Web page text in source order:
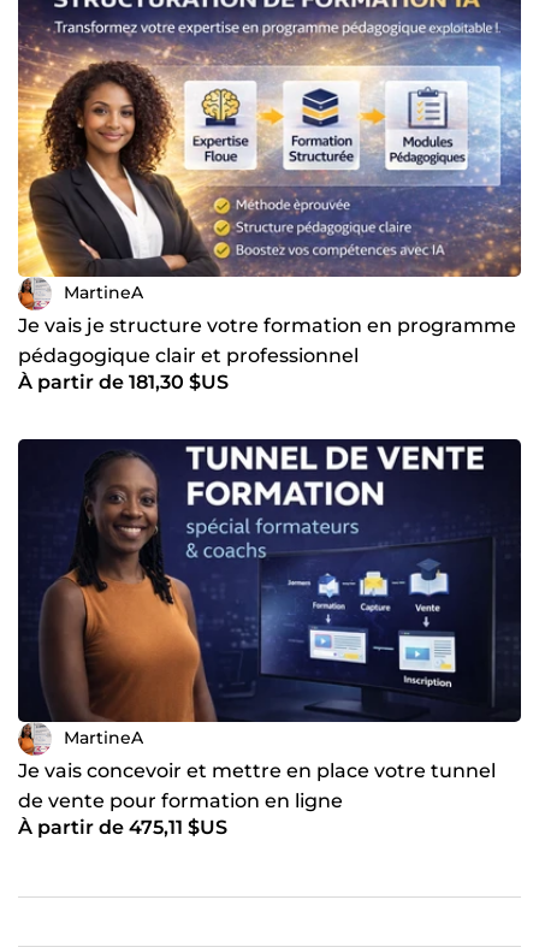
MartineA
Je vais je structure votre formation en programme
pédagogique clair et professionnel
À partir de 181,30 $US
MartineA
Je vais concevoir et mettre en place votre tunnel
de vente pour formation en ligne
À partir de 475,11 $US